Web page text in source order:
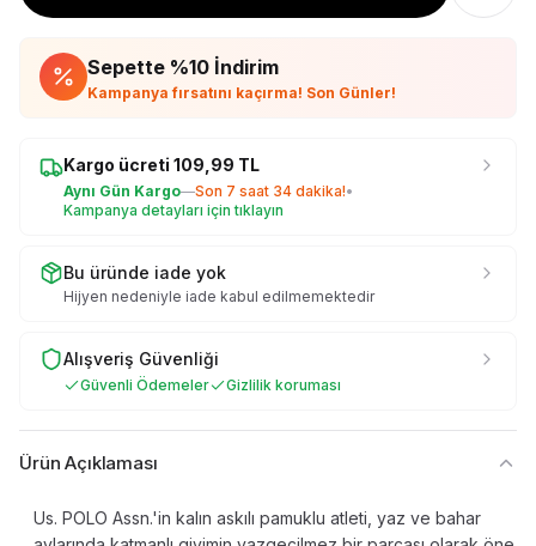
Sepette %10 İndirim
Kampanya fırsatını kaçırma! Son Günler!
Kargo ücreti 109,99 TL
Aynı Gün Kargo—Son 7 saat 34 dakika!•
Kampanya detayları için tıklayın
Bu üründe iade yok
Hijyen nedeniyle iade kabul edilmemektedir
Alışveriş Güvenliği
Güvenli Ödemeler Gizlilik koruması
Ürün Açıklaması
Us. POLO Assn.'in kalın askılı pamuklu atleti, yaz ve bahar